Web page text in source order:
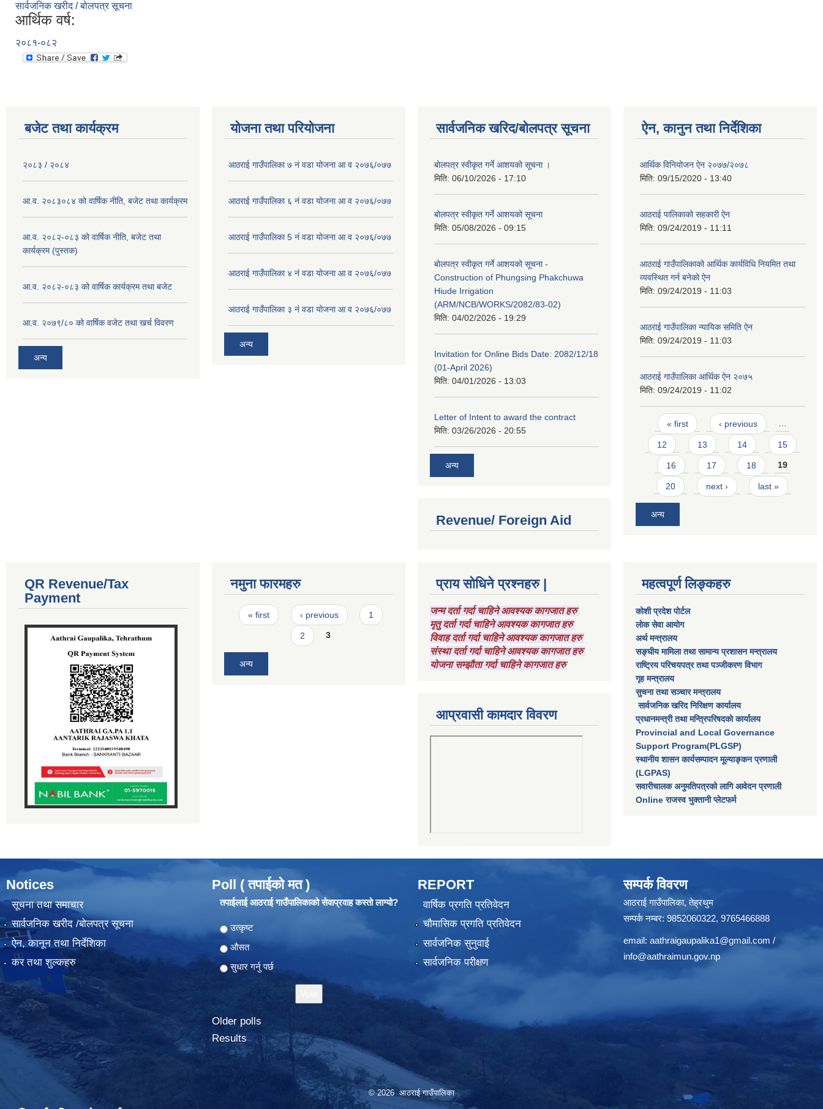
सार्वजनिक खरीद / बोलपत्र सूचना
आर्थिक वर्ष:
२०८१-०८२
बजेट तथा कार्यक्रम
२०८३ / २०८४
आ.व. २०८३०८४ को वार्षिक नीति, बजेट तथा कार्यक्रम
आ.व. २०८२-०८३ को वार्षिक नीति, बजेट तथा
कार्यक्रम (पुस्तक)
आ.व. २०८२-०८३ को वार्षिक कार्यक्रम तथा बजेट
आ.व. २०७९/८० को वार्षिक वजेट तथा खर्च विवरण
अन्य
योजना तथा परियोजना
आठराई गाउँपालिका ७ नं वडा योजना आ व २०७६/०७७
आठराई गाउँपालिका ६ नं वडा योजना आ व २०७६/०७७
आठराई गाउँपालिका 5 नं वडा योजना आ व २०७६/०७७
आठराई गाउँपालिका ४ नं वडा योजना आ व २०७६/०७७
आठराई गाउँपालिका ३ नं वडा योजना आ व २०७६/०७७
अन्य
सार्वजनिक खरिद/बोलपत्र सूचना
बोलपत्र स्वीकृत गर्ने आशयको सूचना ।
मिति: 06/10/2026 - 17:10
बोलपत्र स्वीकृत गर्ने आशयको सूचना
मिति: 05/08/2026 - 09:15
बोलपत्र स्वीकृत गर्ने आशयको सूचना -
Construction of Phungsing Phakchuwa
Hiude Irrigation
(ARM/NCB/WORKS/2082/83-02)
मिति: 04/02/2026 - 19:29
Invitation for Online Bids Date: 2082/12/18
(01-April 2026)
मिति: 04/01/2026 - 13:03
Letter of Intent to award the contract
मिति: 03/26/2026 - 20:55
अन्य
Revenue/ Foreign Aid
ऐन, कानुन तथा निर्देशिका
आर्थिक विनियोजन ऐन २०७७/२०७८
मिति: 09/15/2020 - 13:40
आठराई पालिकाको सहकारी ऐन
मिति: 09/24/2019 - 11:11
आठराई गाउँपालिकाको आर्थिक कार्यविधि नियमित तथा
व्यवस्थित गर्न बनेको ऐन
मिति: 09/24/2019 - 11:03
आठराई गाउँपालिका न्यायिक समिति ऐन
मिति: 09/24/2019 - 11:03
आठराई गाउँपालिका आर्थिक ऐन २०७५
मिति: 09/24/2019 - 11:02
Pages
« first ‹ previous …
12 13 14 15
16 17 18 19
20 next › last »
अन्य
QR Revenue/Tax
Payment
नमुना फारमहरु
Pages
« first ‹ previous 1
2 3
अन्य
प्राय सोधिने प्रश्नहरु |
जन्म दर्ता गर्दा चाहिने आवश्यक कागजात हरु
मृतु दर्ता गर्दा चाहिने आवश्यक कागजात हरु
विवाह दर्ता गर्दा चाहिने आवश्यक कागजात हरु
संस्था दर्ता गर्दा चाहिने आवश्यक कागजात हरु
योजना सम्झौता गर्दा चाहिने कागजात हरु
आप्रवासी कामदार विवरण
महत्वपूर्ण लिङ्कहरु
कोशी प्रदेश पोर्टल
लाेक सेवा आयाेग
अर्थ मन्त्रालय
सङ्घीय मामिला तथा सामान्य प्रशासन मन्त्रालय
राष्‍ट्रिय परिचयपत्र तथा पञ्‍जीकरण विभाग
गृह मन्त्रालय
सुचना तथा सञ्चार मन्त्रालय
सार्वजनिक खरिद निरिक्षण कार्यालय
प्रधानमन्त्री तथा मन्त्रिपरिषदकाे कार्यालय
Provincial and Local Governance
Support Program(PLGSP)
स्थानीय शासन कार्यसम्पादन मूल्याङ्कन प्रणाली
(LGPAS)
सवारीचालक अनुमतिपत्रको लागि आवेदन प्रणाली
Online राजस्व भुक्तानी प्लेटफर्म
Notices
सूचना तथा समाचार
सार्वजनिक खरीद /बोलपत्र सूचना
ऐन, कानून तथा निर्देशिका
कर तथा शुल्कहरु
Poll ( तपाईको मत )
तपाईलाई आठराई गाउँपालिकाको सेवाप्रवाह कस्तो लाग्यो?
Choices
उत्कृष्ट
औसत
सुधार गर्नु पर्छ
Older polls
Results
REPORT
वार्षिक प्रगति प्रतिवेदन
चौमासिक प्रगति प्रतिवेदन
सार्वजनिक सुनुवाई
सार्वजनिक परीक्षण
सम्पर्क विवरण
आठराई गाउँपालिका, तेह्रथुम
सम्पर्क नम्बर: 9852060322, 9765466888
email: aathraigaupalika1@gmail.com /
info@aathraimun.gov.np
© 2026 आठराई गाउँपालिका